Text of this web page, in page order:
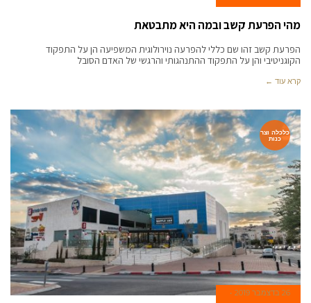
מהי הפרעת קשב ובמה היא מתבטאת
הפרעת קשב זהו שם כללי להפרעה נוירולוגית המשפיעה הן על התפקוד
הקוגניטיבי והן על התפקוד ההתנהגותי והרגשי של האדם הסובל
קרא עוד ←
כלכלה וצר
כנות
26 בדצמבר 2019